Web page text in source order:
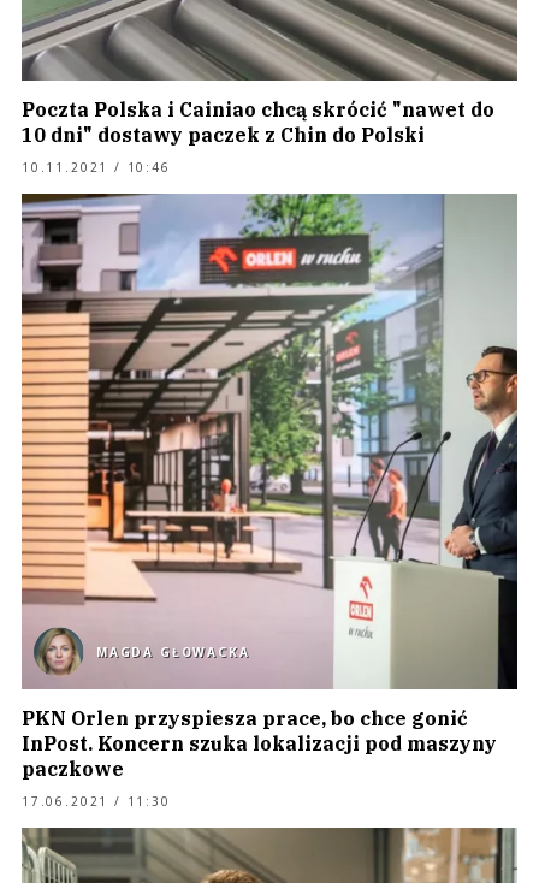
Poczta Polska i Cainiao chcą skrócić "nawet do
10 dni" dostawy paczek z Chin do Polski
10.11.2021 / 10:46
MAGDA GŁOWACKA
PKN Orlen przyspiesza prace, bo chce gonić
InPost. Koncern szuka lokalizacji pod maszyny
paczkowe
17.06.2021 / 11:30